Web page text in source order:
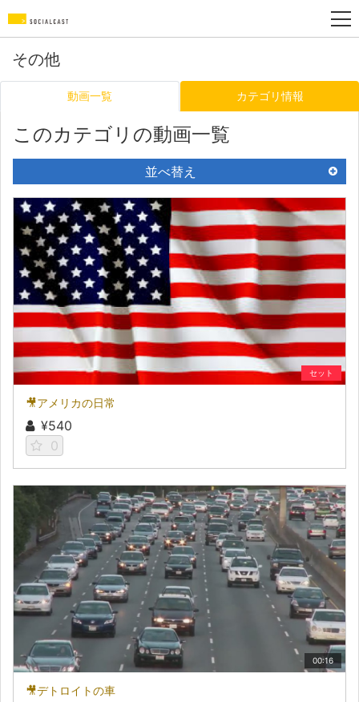
その他
動画一覧 カテゴリ情報
このカテゴリの動画一覧
並べ替え
セット
🎥アメリカの日常
¥540
0
00:16
🎥デトロイトの車